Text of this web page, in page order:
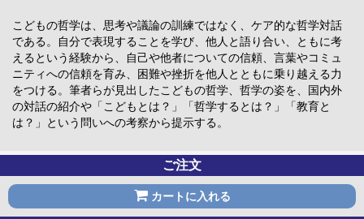
こどもの哲学は、思考や議論の訓練ではなく、ケア的な哲学対話
である。自分で表現することを学び、他人と語り合い、ともに考
えるという経験から、自己や他者についての信頼、言葉やコミュ
ニティへの信頼を育み、困難や挫折を他人とともに乗り越える力
をつける。筆者らが見出したこどもの哲学、哲学の姿を、国内外
の対話の紹介や「こどもとは？」「哲学するとは？」「教育と
は？」という問いへの考察から提示する。
ご注文
カートに入れる